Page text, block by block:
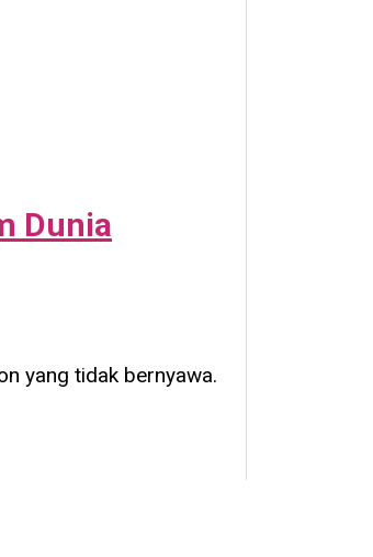
Dunia
yang tidak bernyawa.